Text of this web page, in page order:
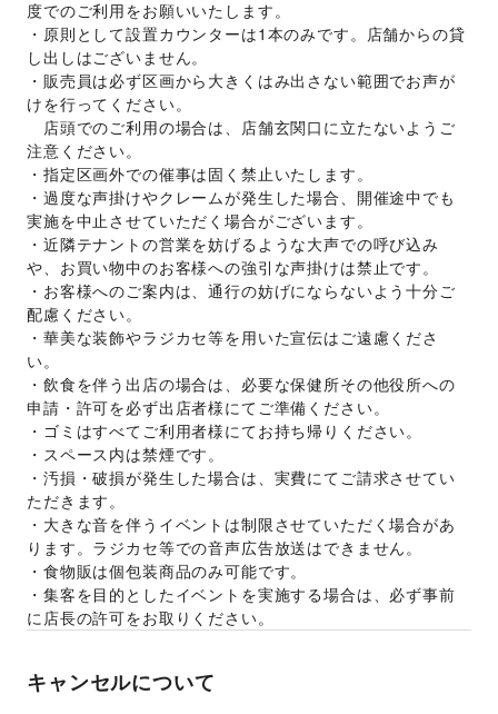
度でのご利用をお願いいたします。
・原則として設置カウンターは1本のみです。店舗からの貸
し出しはございません。
・販売員は必ず区画から大きくはみ出さない範囲でお声が
けを行ってください。
店頭でのご利用の場合は、店舗玄関口に立たないようご
注意ください。
・指定区画外での催事は固く禁止いたします。
・過度な声掛けやクレームが発生した場合、開催途中でも
実施を中止させていただく場合がございます。
・近隣テナントの営業を妨げるような大声での呼び込み
や、お買い物中のお客様への強引な声掛けは禁止です。
・お客様へのご案内は、通行の妨げにならないよう十分ご
配慮ください。
・華美な装飾やラジカセ等を用いた宣伝はご遠慮くださ
い。
・飲食を伴う出店の場合は、必要な保健所その他役所への
申請・許可を必ず出店者様にてご準備ください。
・ゴミはすべてご利用者様にてお持ち帰りください。
・スペース内は禁煙です。
・汚損・破損が発生した場合は、実費にてご請求させてい
ただきます。
・大きな音を伴うイベントは制限させていただく場合があ
ります。ラジカセ等での音声広告放送はできません。
・食物販は個包装商品のみ可能です。
・集客を目的としたイベントを実施する場合は、必ず事前
に店長の許可をお取りください。
キャンセルについて